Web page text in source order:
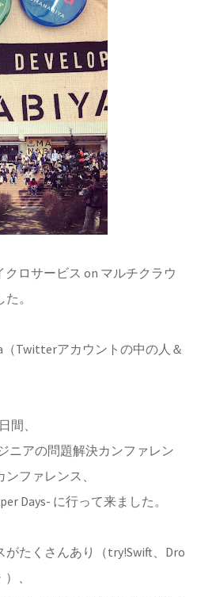
クロサービス on マルチクラウ
。
Twitterアカウントの中の人＆
間、
ニアの問題解決カンファレン
ファレンス、
Days- に行って来ました。
がたくさんあり（try!Swift、Dro
、